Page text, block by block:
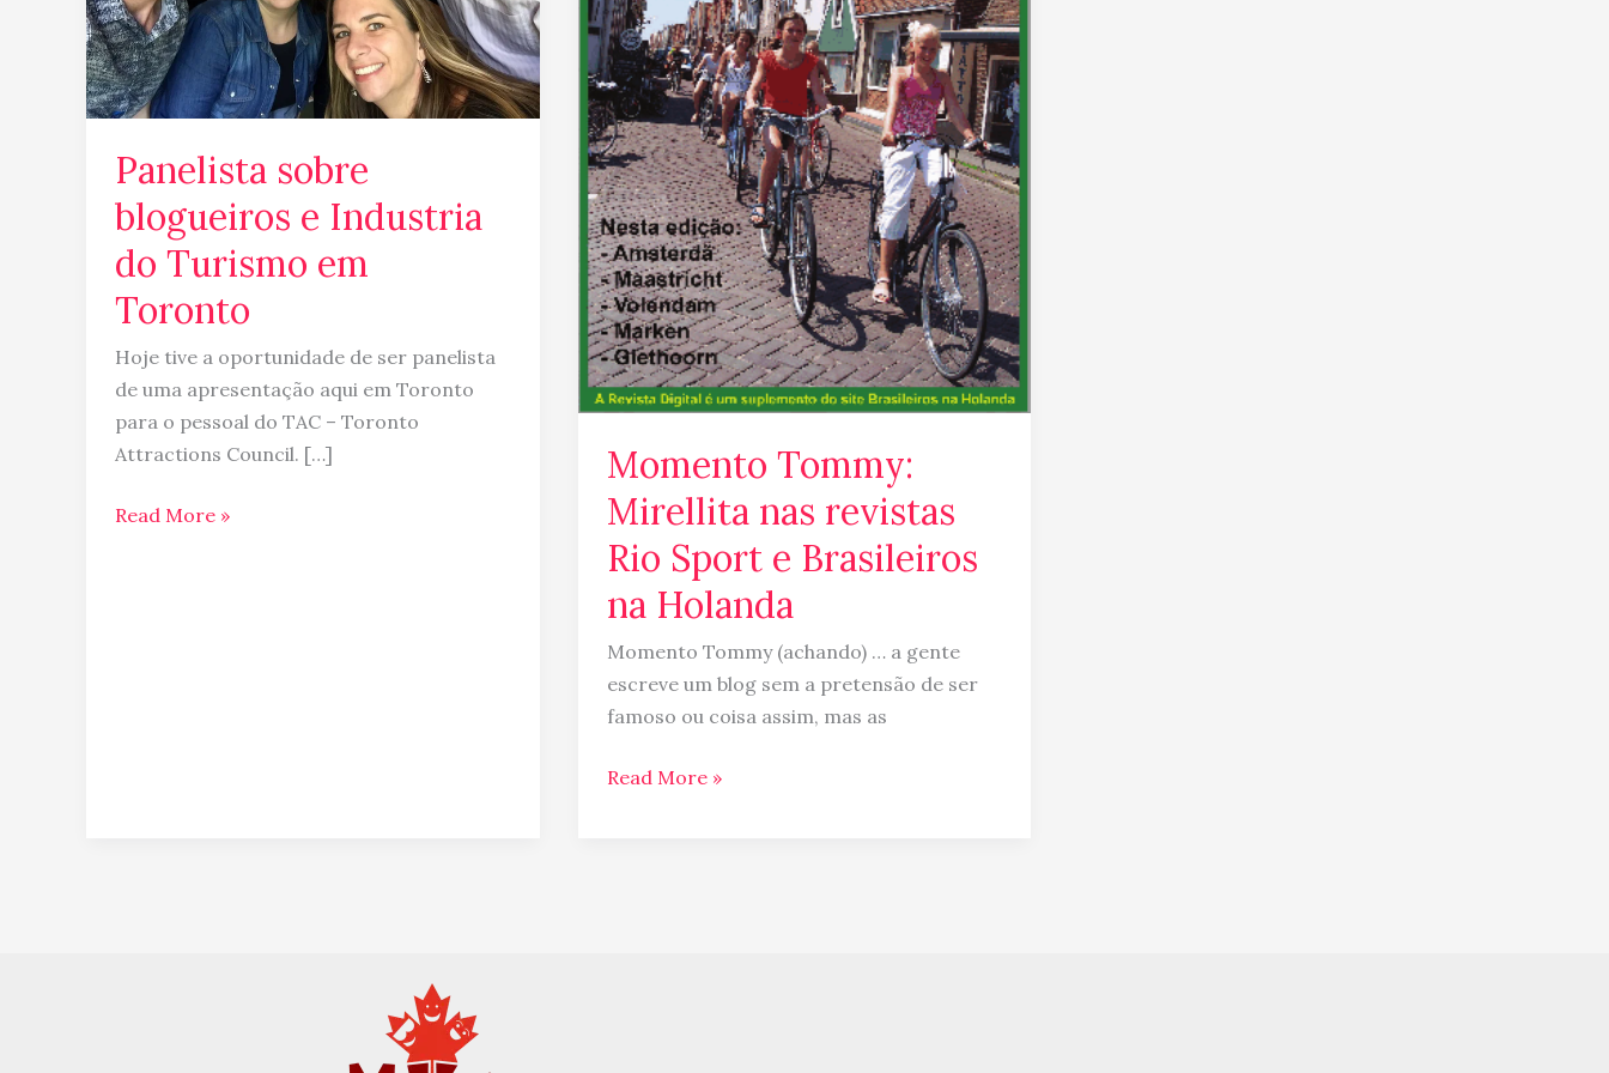
Panelista sobre
blogueiros e Industria
do Turismo em
Toronto
Hoje tive a oportunidade de ser panelista
de uma apresentação aqui em Toronto
para o pessoal do TAC – Toronto
Attractions Council. […]
em
Toronto
Read More »
Momento Tommy:
Mirellita nas revistas
Rio Sport e Brasileiros
na Holanda
Momento Tommy (achando) … a gente
escreve um blog sem a pretensão de ser
famoso ou coisa assim, mas as
e
Brasileiros
na
Holanda
Read More »